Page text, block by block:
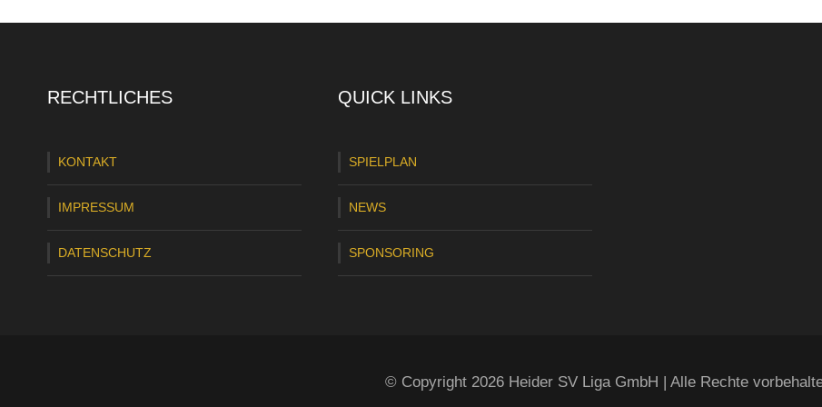
RECHTLICHES
KONTAKT
IMPRESSUM
DATENSCHUTZ
QUICK LINKS
SPIELPLAN
NEWS
SPONSORING
© Copyright 2026 Heider SV Liga GmbH | Alle Rechte